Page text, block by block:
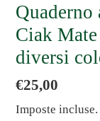
Ciak
diversi
Prezzo
di
€25,00
Imposte incluse.